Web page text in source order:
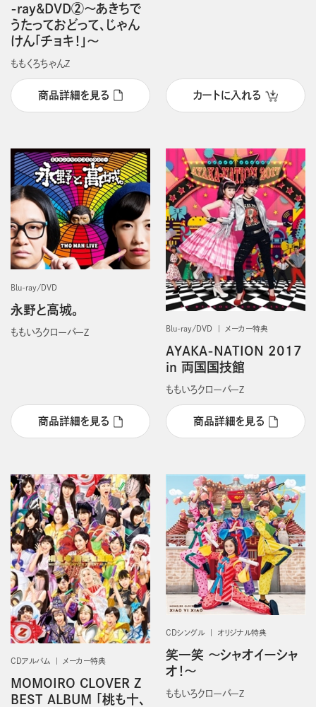
-ray&DVD②〜あきちで
うたっておどって、じゃん
けん「チョキ！」〜
ももくろちゃんＺ
商品詳細を見る カートに入れる
Blu-ray/DVD
永野と高城。
ももいろクローバーＺ
商品詳細を見る
Blu-ray/DVD メーカー特典
AYAKA-NATION 2017
in 両国国技館
ももいろクローバーＺ
商品詳細を見る
CDアルバム メーカー特典
MOMOIRO CLOVER Z
BEST ALBUM 「桃も十、
CDシングル オリジナル特典
笑一笑 ～シャオイーシャ
オ！～
ももいろクローバーＺ